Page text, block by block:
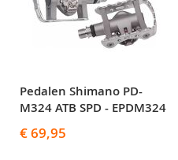
Pedalen Shimano PD-
M324 ATB SPD - EPDM324
€ 69,95